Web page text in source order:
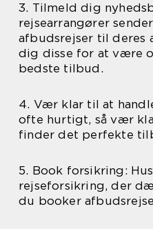
3. Tilmeld dig
rejsearrangører
afbudsrejser til deres
dig disse for at være
bedste tilbud.
4. Vær klar til at
ofte hurtigt, så vær
finder det perfekte
5. Book forsikring:
rejseforsikring, der
du booker